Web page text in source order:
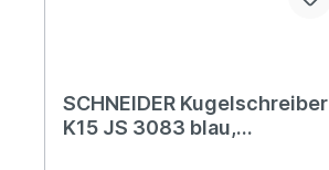
SCHNEIDER Kugelschreiber
K15 JS 3083 blau,